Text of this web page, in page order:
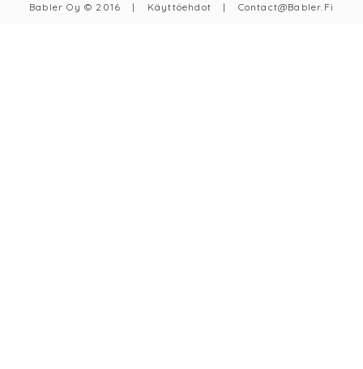
Babler Oy © 2016 | Käyttöehdot | Contact@babler.fi